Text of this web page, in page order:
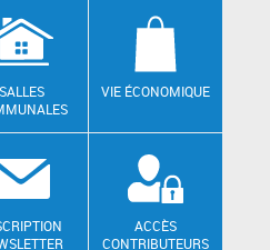
SALLES
VIE ÉCONOMIQUE
ACCÈS
CONTRIBUTEURS